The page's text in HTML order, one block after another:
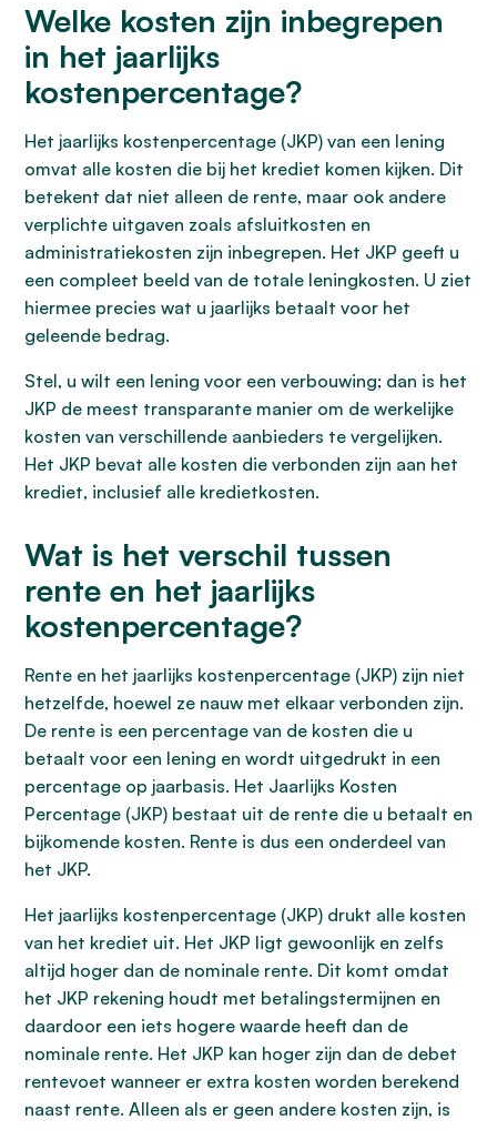
Welke kosten zijn inbegrepen
in het jaarlijks
kostenpercentage?
Het jaarlijks kostenpercentage (JKP) van een lening
omvat alle kosten die bij het krediet komen kijken. Dit
betekent dat niet alleen de rente, maar ook andere
verplichte uitgaven zoals afsluitkosten en
administratiekosten zijn inbegrepen. Het JKP geeft u
een compleet beeld van de totale leningkosten. U ziet
hiermee precies wat u jaarlijks betaalt voor het
geleende bedrag.
Stel, u wilt een lening voor een verbouwing; dan is het
JKP de meest transparante manier om de werkelijke
kosten van verschillende aanbieders te vergelijken.
Het JKP bevat alle kosten die verbonden zijn aan het
krediet, inclusief alle kredietkosten.
Wat is het verschil tussen
rente en het jaarlijks
kostenpercentage?
Rente en het jaarlijks kostenpercentage (JKP) zijn niet
hetzelfde, hoewel ze nauw met elkaar verbonden zijn.
De rente is een percentage van de kosten die u
betaalt voor een lening en wordt uitgedrukt in een
percentage op jaarbasis. Het Jaarlijks Kosten
Percentage (JKP) bestaat uit de rente die u betaalt en
bijkomende kosten. Rente is dus een onderdeel van
het JKP.
Het jaarlijks kostenpercentage (JKP) drukt alle kosten
van het krediet uit. Het JKP ligt gewoonlijk en zelfs
altijd hoger dan de nominale rente. Dit komt omdat
het JKP rekening houdt met betalingstermijnen en
daardoor een iets hogere waarde heeft dan de
nominale rente. Het JKP kan hoger zijn dan de debet
rentevoet wanneer er extra kosten worden berekend
naast rente. Alleen als er geen andere kosten zijn, is